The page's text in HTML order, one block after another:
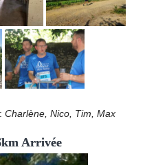
Charlène, Nico, Tim, Max
Arrivée